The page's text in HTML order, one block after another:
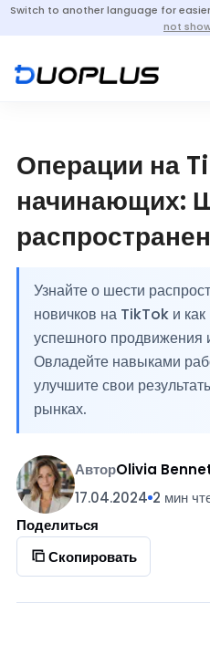
Switch to another language for
not
Операции на
начинающих:
Узнайте о шести
новичков на TikTok и
успешного продвижения
Овладейте навыками
улучшите свои
рынках.
АвторOlivia
17.04.2024 2 мин
Поделиться
Скопировать